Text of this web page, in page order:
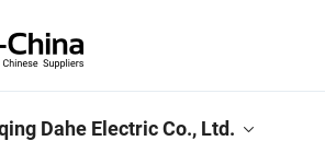
Dahe Electric Co., Ltd.